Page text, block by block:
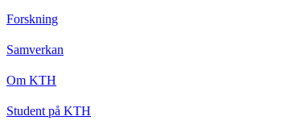
Forskning
Samverkan
Om KTH
Student på KTH